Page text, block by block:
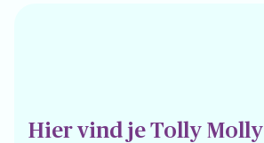
Hier vind je Tolly Molly